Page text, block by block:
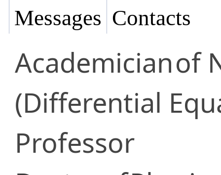
Messages Contacts
Academicianof
(Differential
Professor